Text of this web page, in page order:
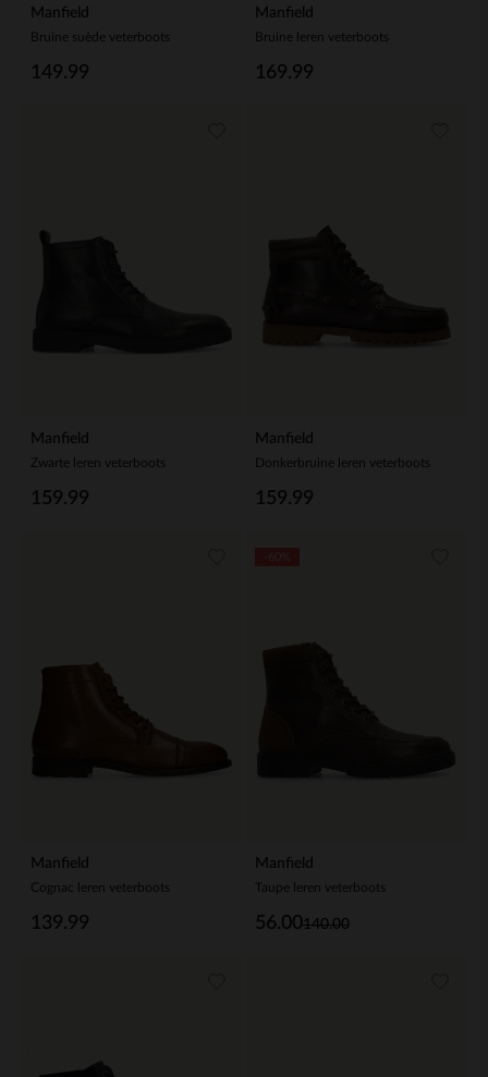
Manfield
Bruine suède veterboots
149.99
Manfield
Bruine leren veterboots
169.99
Manfield
Zwarte leren veterboots
159.99
Manfield
Donkerbruine leren veterboots
159.99
Manfield
Cognac leren veterboots
139.99
Manfield
Taupe leren veterboots
140.00
56.00